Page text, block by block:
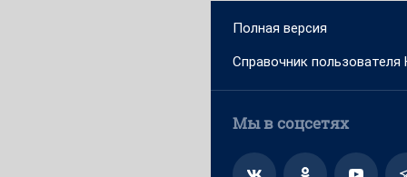
Полная версия
Справочник пользователя
Мы в соцсетях